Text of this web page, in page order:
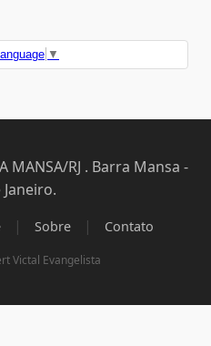
▼
MANSA/RJ . Barra Mansa -
Janeiro.
| Sobre | Contato
Victal Evangelista